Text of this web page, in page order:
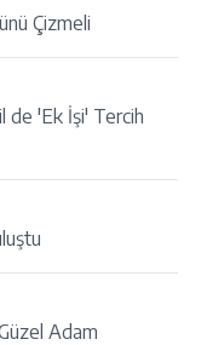
Çizmeli
'Ek İşi' Tercih
Adam